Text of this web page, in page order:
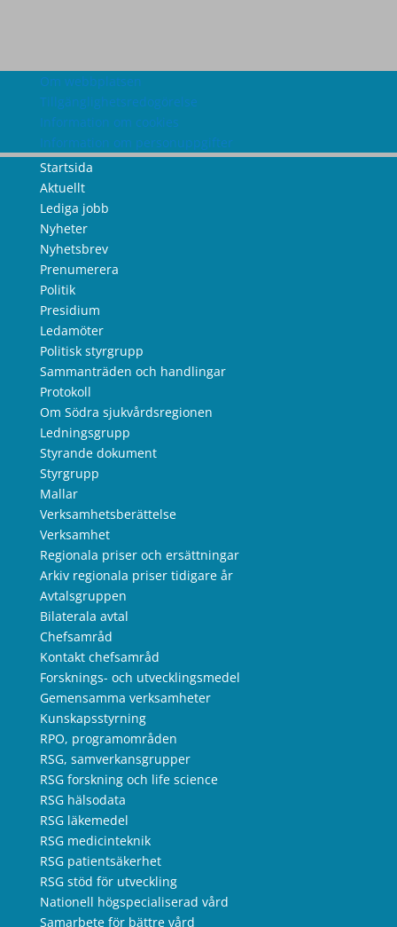
Om webbplatsen
Tillgänglighetsredogörelse
Information om cookies
Information om personuppgifter
Startsida
Aktuellt
Lediga jobb
Nyheter
Nyhetsbrev
Prenumerera
Politik
Presidium
Ledamöter
Politisk styrgrupp
Sammanträden och handlingar
Protokoll
Om Södra sjukvårdsregionen
Ledningsgrupp
Styrande dokument
Styrgrupp
Mallar
Verksamhetsberättelse
Verksamhet
Regionala priser och ersättningar
Arkiv regionala priser tidigare år
Avtalsgruppen
Bilaterala avtal
Chefsamråd
Kontakt chefsamråd
Forsknings- och utvecklingsmedel
Gemensamma verksamheter
Kunskapsstyrning
RPO, programområden
RSG, samverkansgrupper
RSG forskning och life science
RSG hälsodata
RSG läkemedel
RSG medicinteknik
RSG patientsäkerhet
RSG stöd för utveckling
Nationell högspecialiserad vård
Samarbete för bättre vård